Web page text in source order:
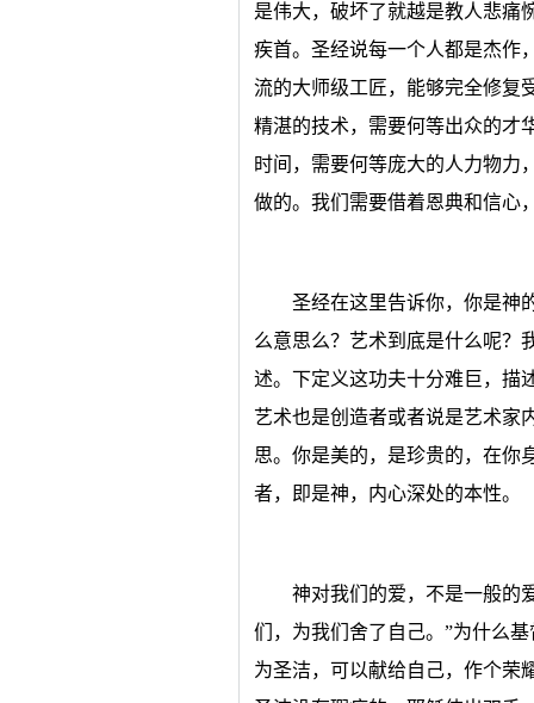
是伟大，破坏了就越是教人悲痛
疾首。圣经说每一个人都是杰作
流的大师级工匠，能够完全修复
精湛的技术，需要何等出众的才
时间，需要何等庞大的人力物力
做的。我们需要借着恩典和信心
圣经在这里告诉你，你是神
么意思么？艺术到底是什么呢？
述。下定义这功夫十分难巨，描
艺术也是创造者或者说是艺术家
思。你是美的，是珍贵的，在你
者，即是神，内心深处的本性。
神对我们的爱，不是一般的
们，为我们舍了自己。”为什么
为圣洁，可以献给自己，作个荣